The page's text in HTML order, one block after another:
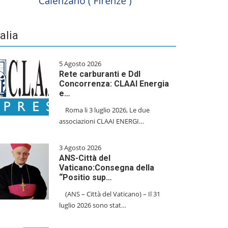
5 Agosto 2026
Rete carburanti e Ddl
Concorrenza: CLAAI Energia
e…
​Roma li 3 luglio 2026, Le due
associazioni CLAAI ENERGI…
3 Agosto 2026
ANS-Città del
Vaticano:Consegna della
“Positio sup…
(ANS – Città del Vaticano) – Il 31
luglio 2026 sono stat…